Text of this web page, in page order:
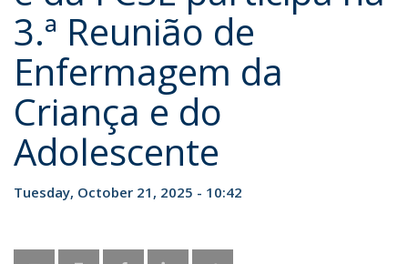
3.ª Reunião de
Enfermagem da
Criança e do
Adolescente
Tuesday, October 21, 2025 - 10:42